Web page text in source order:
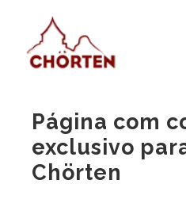
Página com
exclusivo
Chörten